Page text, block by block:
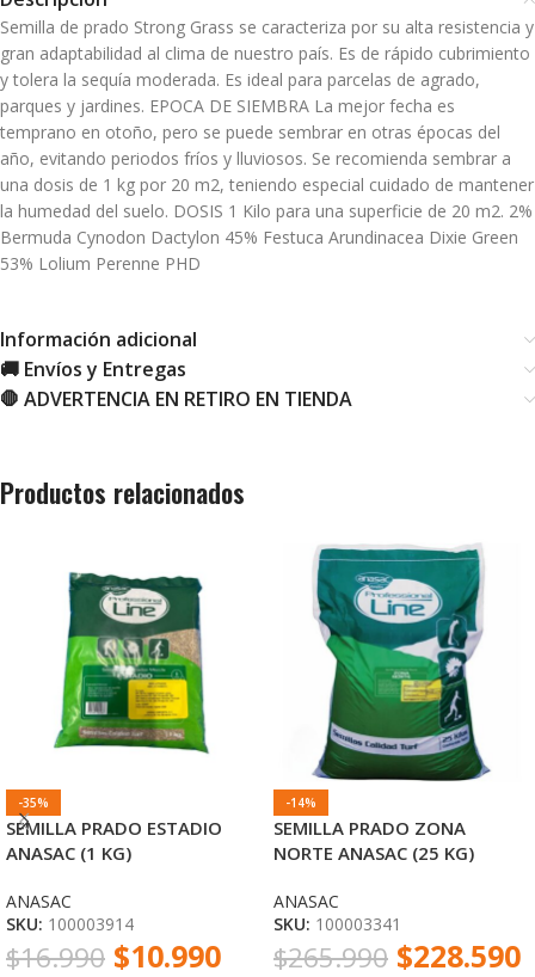
Semilla de prado Strong Grass se caracteriza por su alta resistencia y
gran adaptabilidad al clima de nuestro país. Es de rápido cubrimiento
y tolera la sequía moderada. Es ideal para parcelas de agrado,
parques y jardines. EPOCA DE SIEMBRA La mejor fecha es
temprano en otoño, pero se puede sembrar en otras épocas del
año, evitando periodos fríos y lluviosos. Se recomienda sembrar a
una dosis de 1 kg por 20 m2, teniendo especial cuidado de mantener
la humedad del suelo. DOSIS 1 Kilo para una superficie de 20 m2. 2%
Bermuda Cynodon Dactylon 45% Festuca Arundinacea Dixie Green
53% Lolium Perenne PHD
Información adicional
🚚 Envíos y Entregas
🛑 ADVERTENCIA EN RETIRO EN TIENDA
Productos relacionados
-35%
SEMILLA PRADO ESTADIO
ANASAC (1 KG)
ANASAC
SKU: 100003914
$16.990 $10.990
-14%
SEMILLA PRADO ZONA
NORTE ANASAC (25 KG)
ANASAC
SKU: 100003341
$265.990 $228.590